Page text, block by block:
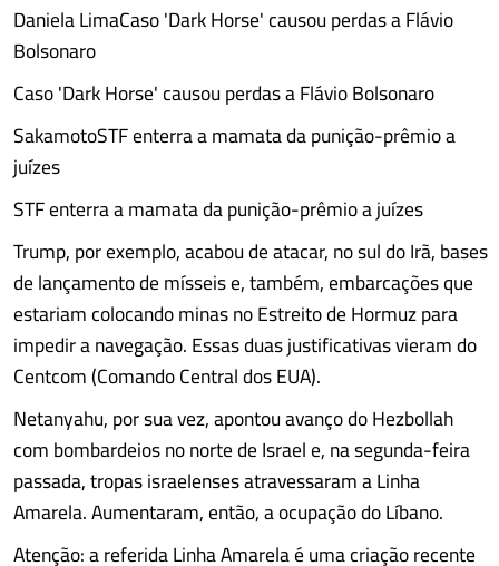
Daniela LimaCaso 'Dark Horse' causou perdas a Flávio
Bolsonaro
Caso 'Dark Horse' causou perdas a Flávio Bolsonaro
SakamotoSTF enterra a mamata da punição-prêmio a
juízes
STF enterra a mamata da punição-prêmio a juízes
Trump, por exemplo, acabou de atacar, no sul do Irã, bases
de lançamento de mísseis e, também, embarcações que
estariam colocando minas no Estreito de Hormuz para
impedir a navegação. Essas duas justificativas vieram do
Centcom (Comando Central dos EUA).
Netanyahu, por sua vez, apontou avanço do Hezbollah
com bombardeios no norte de Israel e, na segunda-feira
passada, tropas israelenses atravessaram a Linha
Amarela. Aumentaram, então, a ocupação do Líbano.
Atenção: a referida Linha Amarela é uma criação recente